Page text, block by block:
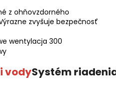
z ohňovzdorného
zvyšuje bezpečnosť
vodySystém